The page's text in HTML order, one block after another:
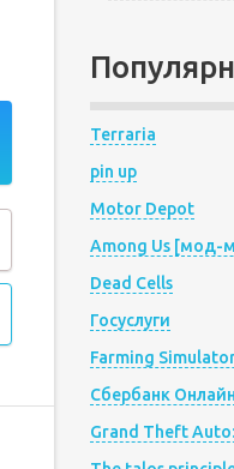
Terraria
pin up
Motor Depot
Among Us [мод-
Dead Cells
Госуслуги
Farming
Сбербанк Онлайн
Grand Theft